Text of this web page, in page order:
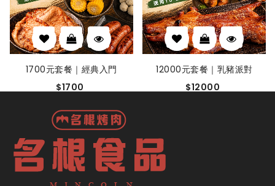
1700元套餐｜經典入門
$1700
12000元套餐｜乳豬派對
$12000